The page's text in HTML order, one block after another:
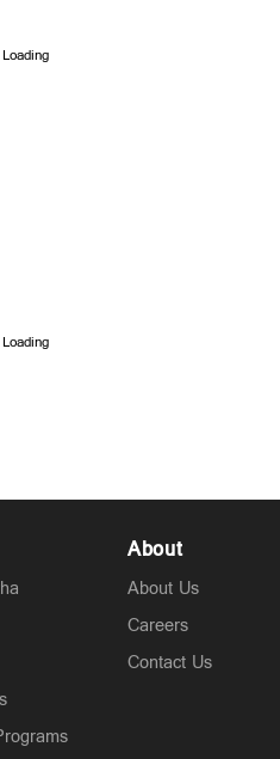
രാഷ്ട്രീയം';
കേരളയില്‍ വീഴ്ച’’
About
About Us
Careers
Contact Us